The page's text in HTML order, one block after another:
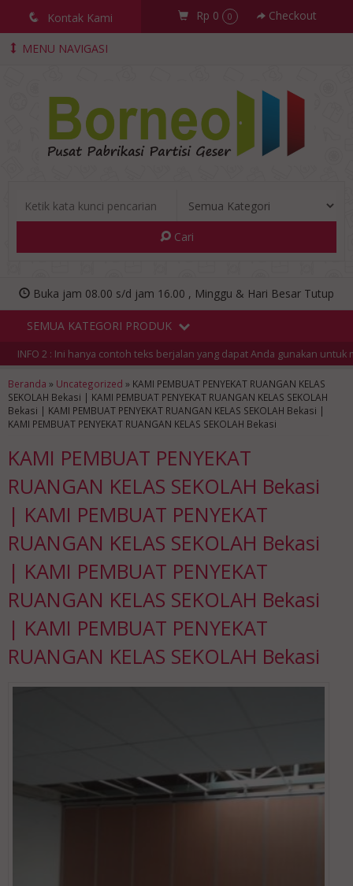
q Kontak Kami Rp 0 0 Checkout
MENU NAVIGASI
Cari
Buka jam 08.00 s/d jam 16.00 , Minggu & Hari Besar Tutup
SEMUA KATEGORI PRODUK
2 : Ini hanya contoh teks berjalan yang dapat Anda gunakan untuk
Beranda » Uncategorized » KAMI PEMBUAT PENYEKAT RUANGAN KELAS
SEKOLAH Bekasi | KAMI PEMBUAT PENYEKAT RUANGAN KELAS SEKOLAH
Bekasi | KAMI PEMBUAT PENYEKAT RUANGAN KELAS SEKOLAH Bekasi |
KAMI PEMBUAT PENYEKAT RUANGAN KELAS SEKOLAH Bekasi
KAMI PEMBUAT PENYEKAT
RUANGAN KELAS SEKOLAH Bekasi
| KAMI PEMBUAT PENYEKAT
RUANGAN KELAS SEKOLAH Bekasi
| KAMI PEMBUAT PENYEKAT
RUANGAN KELAS SEKOLAH Bekasi
| KAMI PEMBUAT PENYEKAT
RUANGAN KELAS SEKOLAH Bekasi